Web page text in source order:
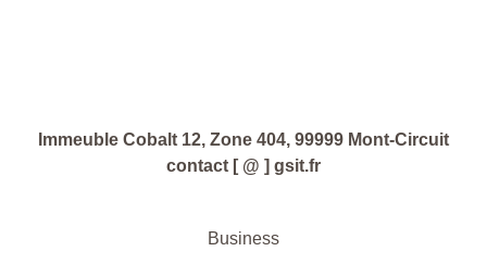
Immeuble Cobalt 12, Zone 404, 99999 Mont-Circuit
contact [ @ ] gsit.fr
Business